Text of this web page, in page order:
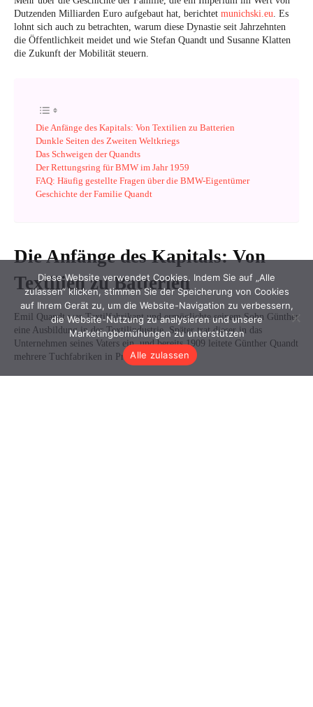
Diese Website verwendet Cookies. Indem Sie auf „Alle
zulassen“ klicken, stimmen Sie der Speicherung von Cookies
auf Ihrem Gerät zu, um die Website-Navigation zu verbessern,
die Website-Nutzung zu analysieren und unsere
Marketingbemühungen zu unterstützen
Alle zulassen